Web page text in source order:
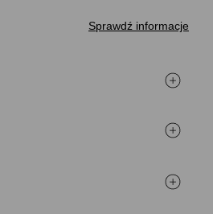
Sprawdź informacje